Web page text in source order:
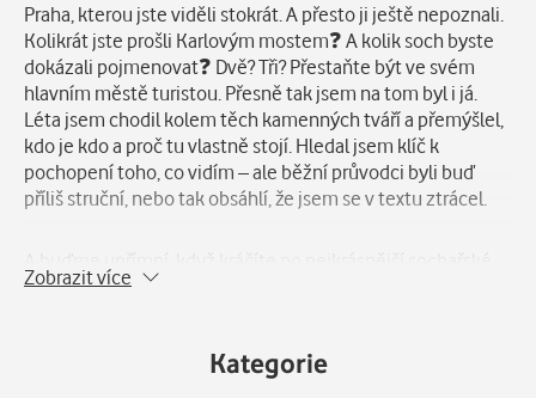
Praha, kterou jste viděli stokrát. A přesto ji ještě nepoznali.
Kolikrát jste prošli Karlovým mostem❓ A kolik soch byste
dokázali pojmenovat❓ Dvě? Tři? Přestaňte být ve svém
hlavním městě turistou. Přesně tak jsem na tom byl i já.
Léta jsem chodil kolem těch kamenných tváří a přemýšlel,
kdo je kdo a proč tu vlastně stojí. Hledal jsem klíč k
pochopení toho, co vidím – ale běžní průvodci byli buď
příliš struční, nebo tak obsáhlí, že jsem se v textu ztrácel.
galerii pod širým nebem, chcete žasnout a dívat se kolem
Rozhodl jsem se to změnit.
Zobrazit více
Kategorie